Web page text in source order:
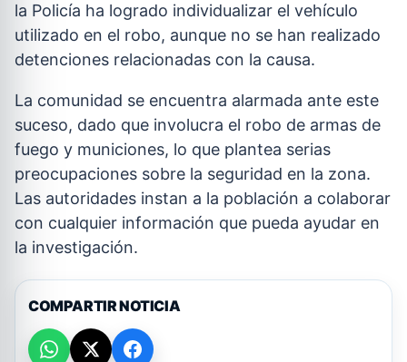
la Policía ha logrado individualizar el vehículo
utilizado en el robo, aunque no se han realizado
detenciones relacionadas con la causa.
La comunidad se encuentra alarmada ante este
suceso, dado que involucra el robo de armas de
fuego y municiones, lo que plantea serias
preocupaciones sobre la seguridad en la zona.
Las autoridades instan a la población a colaborar
con cualquier información que pueda ayudar en
la investigación.
COMPARTIR NOTICIA